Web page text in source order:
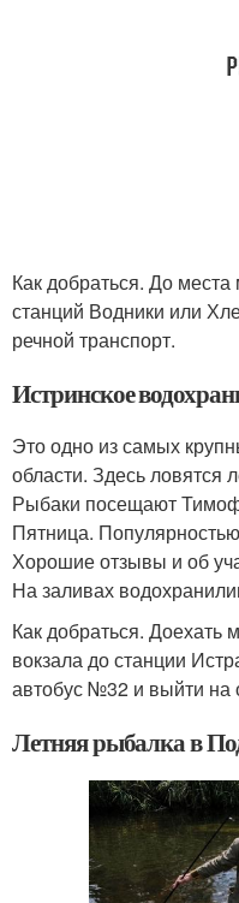
Как добраться. До
станций Водники или
речной транспорт.
Истринское
Это одно из самых
области. Здесь ловятся
Рыбаки посещают
Пятница.
Хорошие отзывы и об
На заливах
Как добраться. Доехать
вокзала до станции
автобус №32 и выйти на
Летняя рыбалка в